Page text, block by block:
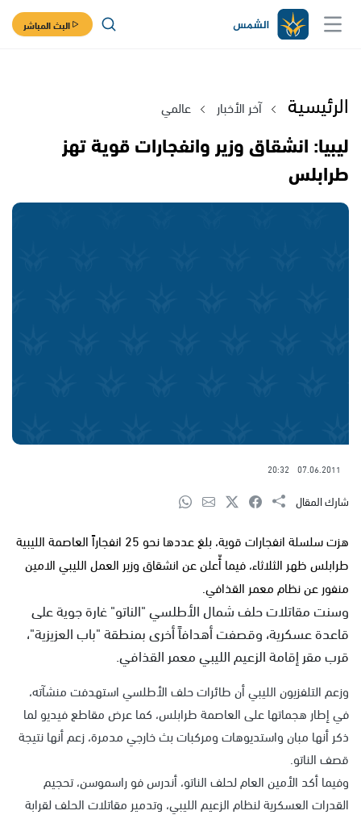
البث المباشر
الرئيسية آخر الأخبار عالمي
ليبيا: انشقاق وزير وانفجارات قوية تهز
طرابلس
07.06.2011
20:32
شارك المقال
هزت سلسلة انفجارات قوية، بلغ عددها نحو 25 انفجاراً العاصمة الليبية
طرابلس ظهر الثلاثاء، فيما أّعلن عن انشقاق وزير العمل الليبي الامين
منفور عن نظام معمر القذافي.
وسنت مقاتلات حلف شمال الأطلسي "الناتو" غارة جوية على
قاعدة عسكرية، وقصفت أهدافاً أخرى بمنطقة "باب العزيزية"،
قرب مقر إقامة الزعيم الليبي معمر القذافي.
وزعم التلفزيون الليبي أن طائرات حلف الأطلسي استهدفت منشآته،
في إطار هجماتها على العاصمة طرابلس، كما عرض مقاطع فيديو لما
ذكر أنها مبان واستديوهات ومركبات بث خارجي مدمرة، زعم أنها نتيجة
قصف الناتو.
وفيما أكد الأمين العام لحلف الناتو، أندرس فو راسموسن، تحجيم
القدرات العسكرية لنظام الزعيم الليبي، وتدمير مقاتلات الحلف لقرابة